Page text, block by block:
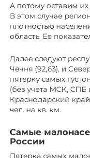
А потому оставим
В этом случае
плотностью
область. Ее
Далее следуют
Чечня (92,63), и
пятерку самых
(без учета МСК, СПБ
Краснодарский
чел. на кв. км.
Самые
России
Пятерка самых